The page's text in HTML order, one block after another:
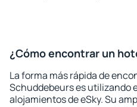
¿Cómo encontrar un
La forma más rápida de
Schuddebeurs es utilizando
alojamientos de eSky. Su